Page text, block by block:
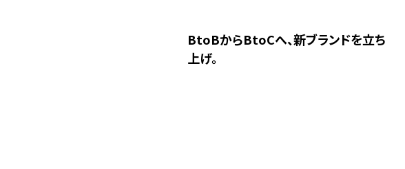
BtoBからBtoCへ、新ブランドを立ち
上げ。